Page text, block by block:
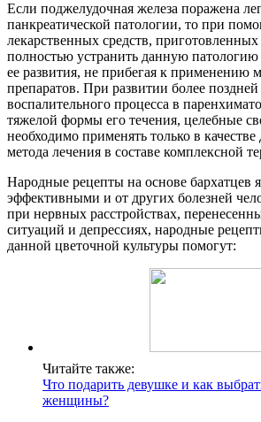
Если поджелудочная железа поражена
панкреатической патологии, то при
лекарственных средств,
полностью устранить данную патологию
ее развития, не прибегая к применению
препаратов. При развитии более поздней
воспалительного процесса в
тяжелой формы его течения, целебные
необходимо применять только в
метода лечения в составе комплексной
Народные рецепты на основе бархатцев
эффективными и от других болезней
при нервных расстройствах,
ситуаций и депрессиях, народные
данной цветочной культуры помогут:
Читайте также:
Что подарить девушке и как
женщины?